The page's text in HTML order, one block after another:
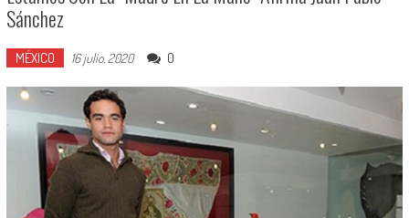
Sánchez
MÉXICO 16 julio, 2020 0